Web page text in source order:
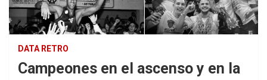
DATA RETRO
Campeones en el ascenso y en la